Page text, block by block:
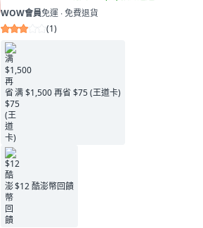
WOW會員免運 ∙ 免費退貨
(1)
满 $1,500 再省 $75 (王道卡)
$12 酷澎幣回饋